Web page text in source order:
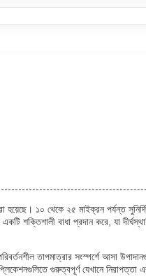
হয়েছে। ১০ থেকে ২৫ মাইক্রন পর্যন্ত
শক্তিশালী বাধা প্রদান করে, যা
তাপমাত্রার সংস্পর্শে আসা
গুরুত্বপূর্ণ যেখানে নিরাপত্তা